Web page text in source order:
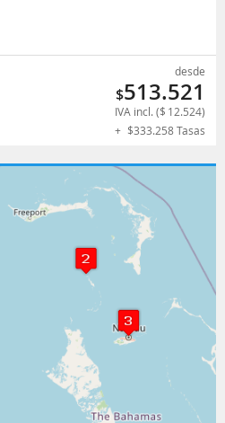
desde
$513.521
IVA incl. ($ 12.524)
+ $333.258Tasas